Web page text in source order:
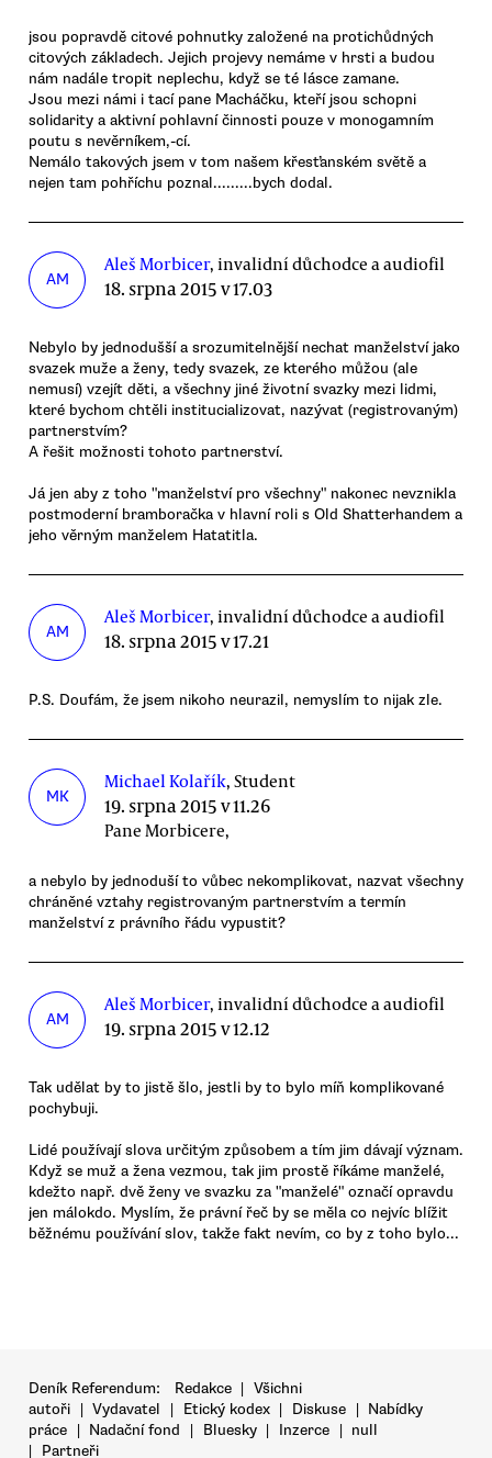
jsou popravdě citové pohnutky založené na protichůdných
citových základech. Jejich projevy nemáme v hrsti a budou
nám nadále tropit neplechu, když se té lásce zamane.
Jsou mezi námi i tací pane Macháčku, kteří jsou schopni
solidarity a aktivní pohlavní činnosti pouze v monogamním
poutu s nevěrníkem,-cí.
Nemálo takových jsem v tom našem křesťanském světě a
nejen tam pohříchu poznal.........bych dodal.
AM
Aleš Morbicer, invalidní důchodce a audiofil
18. srpna 2015 v 17.03
Nebylo by jednodušší a srozumitelnější nechat manželství jako
svazek muže a ženy, tedy svazek, ze kterého můžou (ale
nemusí) vzejít děti, a všechny jiné životní svazky mezi lidmi,
které bychom chtěli institucializovat, nazývat (registrovaným)
partnerstvím?
A řešit možnosti tohoto partnerství.
Já jen aby z toho "manželství pro všechny" nakonec nevznikla
postmoderní bramboračka v hlavní roli s Old Shatterhandem a
jeho věrným manželem Hatatitla.
AM
Aleš Morbicer, invalidní důchodce a audiofil
18. srpna 2015 v 17.21
P.S. Doufám, že jsem nikoho neurazil, nemyslím to nijak zle.
MK
Michael Kolařík, Student
19. srpna 2015 v 11.26
Pane Morbicere,
a nebylo by jednoduší to vůbec nekomplikovat, nazvat všechny
chráněné vztahy registrovaným partnerstvím a termín
manželství z právního řádu vypustit?
AM
Aleš Morbicer, invalidní důchodce a audiofil
19. srpna 2015 v 12.12
Tak udělat by to jistě šlo, jestli by to bylo míň komplikované
pochybuji.
Lidé používají slova určitým způsobem a tím jim dávají význam.
Když se muž a žena vezmou, tak jim prostě říkáme manželé,
kdežto např. dvě ženy ve svazku za "manželé" označí opravdu
jen málokdo. Myslím, že právní řeč by se měla co nejvíc blížit
běžnému používání slov, takže fakt nevím, co by z toho bylo...
Deník Referendum: Redakce | Všichni
autoři | Vydavatel | Etický kodex | Diskuse | Nabídky
práce | Nadační fond | Bluesky | Inzerce | null
|
Partneři